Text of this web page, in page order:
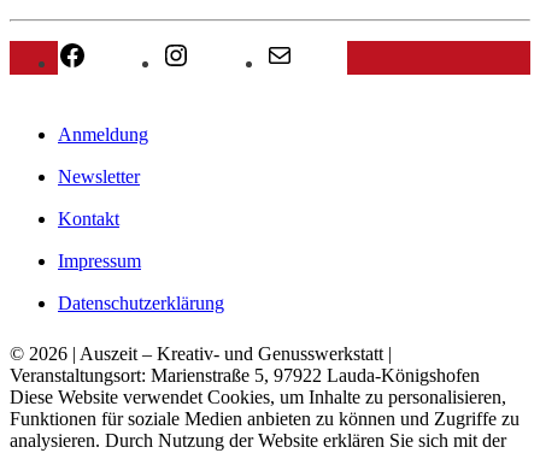
Facebook Instagram
Anmeldung
Newsletter
Kontakt
Impressum
Datenschutzerklärung
© 2026 | Auszeit – Kreativ- und Genusswerkstatt |
Veranstaltungsort: Marienstraße 5, 97922 Lauda-Königshofen
Diese Website verwendet Cookies, um Inhalte zu personalisieren,
Funktionen für soziale Medien anbieten zu können und Zugriffe zu
analysieren. Durch Nutzung der Website erklären Sie sich mit der